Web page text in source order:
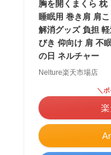
胸を開くまくら 枕
睡眠用 巻き肩 肩
解消グッズ 負担
びき 仰向け 肩 不
の日 ネルチャー
Nelture楽天市場店
＼